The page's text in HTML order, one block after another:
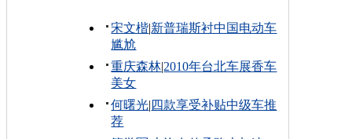
宋文楷|新普瑞斯衬中国电动车
尴尬
重庆森林|2010年台北车展香车
美女
何曙光| 四款享受补贴中级车推
荐